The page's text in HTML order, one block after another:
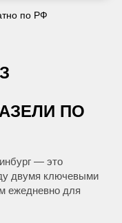
по РФ
ПО
— это
двумя ключевыми
ежедневно для